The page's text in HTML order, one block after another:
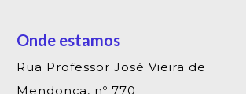
Onde estamos
Rua Professor José Vieira de
Mendonça, nº 770